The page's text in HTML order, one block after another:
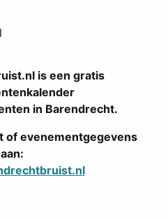
is een gratis
in Barendrecht.
of evenementgegevens
aan: